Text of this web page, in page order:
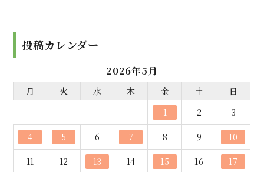
投稿カレンダー
2026年5月
月 火 水 木 金 土
日
1
2 3
4 5 6 7 8 9 10
11 12 13 14 15 16 17